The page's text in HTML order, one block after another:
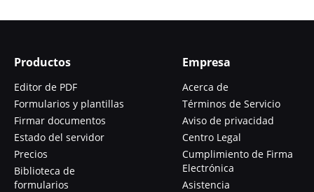
Productos
Editor de PDF
Formularios y plantillas
Firmar documentos
Estado del servidor
Precios
Biblioteca de
formularios
Empresa
Acerca de
Términos de Servicio
Aviso de privacidad
Centro Legal
Cumplimiento de Firma
Electrónica
Asistencia